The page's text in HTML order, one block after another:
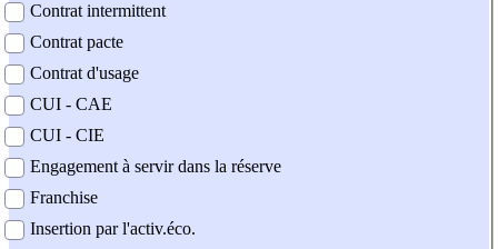
Contrat intermittent
Contrat pacte
Contrat d'usage
CUI - CAE
CUI - CIE
Engagement à servir dans la réserve
Franchise
Insertion par l'activ.éco.